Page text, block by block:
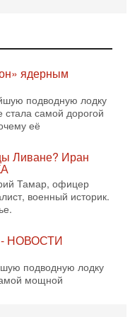
список
ядерным
подводную лодку
самой дорогой
её
Ливане? Иран
Тамар, офицер
военный историк.
- НОВОСТИ
подводную лодку
мощной
прошла на